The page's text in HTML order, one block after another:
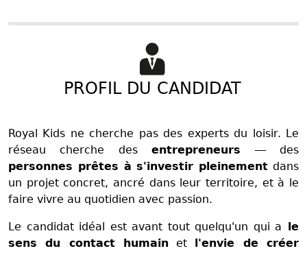
PROFIL DU CANDIDAT
Royal Kids ne cherche pas des experts du loisir. Le
réseau cherche desentrepreneurs — des
personnes prêtes à s'investir pleinement dans
un projet concret, ancré dans leur territoire, et à le
faire vivre au quotidien avec passion.
Le candidat idéal est avant tout quelqu'un qui a le
sens du contact humainet l'envie de créer